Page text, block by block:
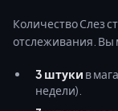
Количество Слез
отслеживания. Вы
3 штуки в
недели).